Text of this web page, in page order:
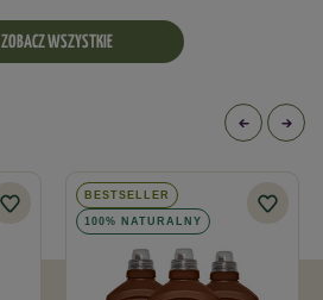
ZOBACZ WSZYSTKIE
BESTSELLER
100% NATURALNY